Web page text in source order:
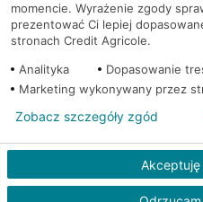
PolitykaCookies
© 2026 Credit Agricole Bank Polska
momencie. Wyrażenie zgody
prezentować Ci lepiej
stronach Credit Agricole.
Analityka
Dopasowanie
Marketing wykonywany przez
Zobacz szczegóły zgód